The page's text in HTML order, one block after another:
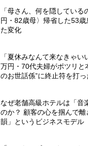
「母さん、何を隠してい
円・82歳母〉帰省した53
た変化
「夏休みなんて来なきゃ
万円・70代夫婦がポツリと
のお世話係”に終止符を打っ
なぜ老舗高級ホテルは「音
のか？ 顧客の心を掴んで
韻」というビジネスモデル